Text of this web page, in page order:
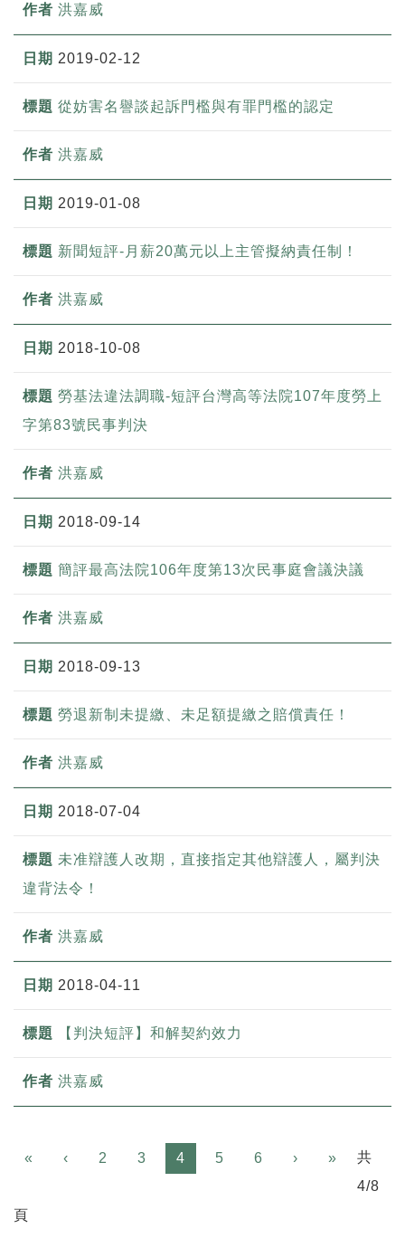
洪嘉威
2019-02-12
從妨害名譽談起訴門檻與有罪門檻的認定
洪嘉威
2019-01-08
新聞短評-月薪20萬元以上主管擬納責任制！
洪嘉威
2018-10-08
勞基法違法調職-短評台灣高等法院107年度勞上
字第83號民事判決
洪嘉威
2018-09-14
簡評最高法院106年度第13次民事庭會議決議
洪嘉威
2018-09-13
勞退新制未提繳、未足額提繳之賠償責任！
洪嘉威
2018-07-04
未准辯護人改期，直接指定其他辯護人，屬判決
違背法令！
洪嘉威
2018-04-11
【判決短評】和解契約效力
洪嘉威
« Previous
‹ 2 3 4 5 6 › » Next
共
4/8
頁